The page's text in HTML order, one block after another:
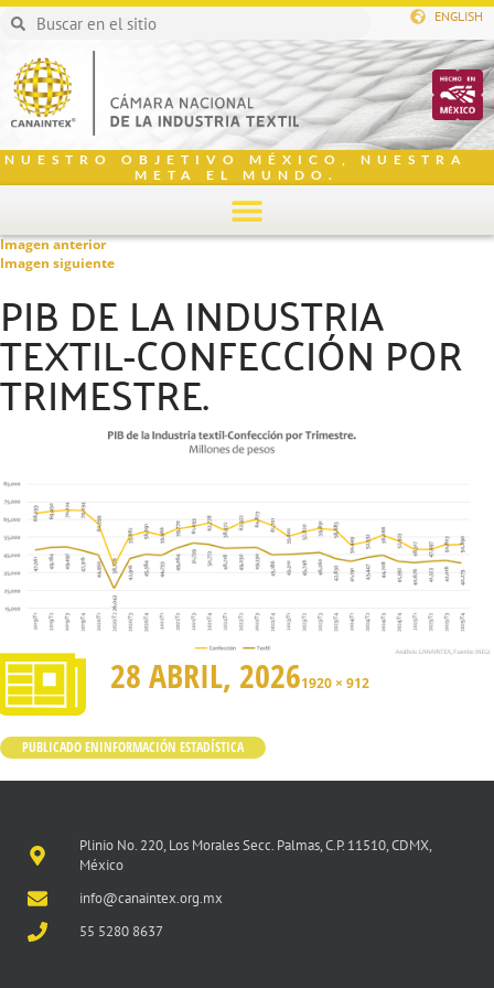
ENGLISH
NUESTRO OBJETIVO MÉXICO, NUESTRA
META EL MUNDO.
Imagen anterior
Imagen siguiente
PIB DE LA INDUSTRIA
TEXTIL-CONFECCIÓN POR
TRIMESTRE.
28 ABRIL, 20261920 × 912
PUBLICADO ENINFORMACIÓN ESTADÍSTICA
Plinio No. 220, Los Morales Secc. Palmas, C.P. 11510, CDMX,
México
info@canaintex.org.mx
55 5280 8637